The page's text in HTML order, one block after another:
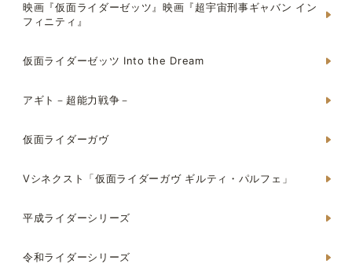
映画『仮面ライダーゼッツ』映画『超宇宙刑事ギャバン イン
フィニティ』
仮面ライダーゼッツ Into the Dream
アギト－超能力戦争－
仮面ライダーガヴ
Vシネクスト「仮面ライダーガヴ ギルティ・パルフェ」
平成ライダーシリーズ
令和ライダーシリーズ